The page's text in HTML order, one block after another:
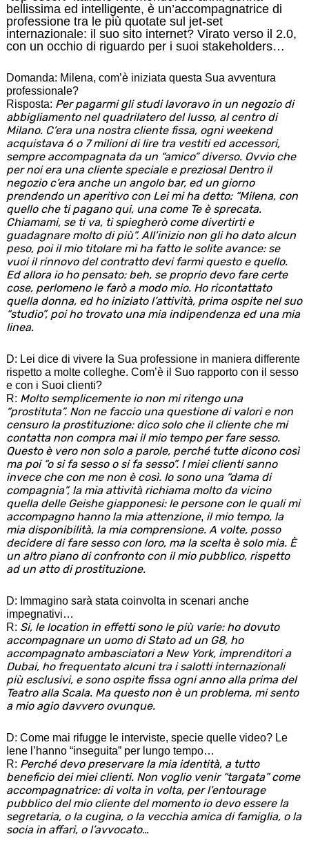
bellissima ed intelligente, è un’accompagnatrice di
professione tra le più quotate sul jet-set
internazionale: il suo sito internet? Virato verso il 2.0,
con un occhio di riguardo per i suoi stakeholders…
Domanda: Milena, com’è iniziata questa Sua avventura
professionale?
Risposta: Per pagarmi gli studi lavoravo in un negozio di
abbigliamento nel quadrilatero del lusso, al centro di
Milano. C’era una nostra cliente fissa, ogni weekend
acquistava 6 o 7 milioni di lire tra vestiti ed accessori,
sempre accompagnata da un “amico” diverso. Ovvio che
per noi era una cliente speciale e preziosa! Dentro il
negozio c’era anche un angolo bar, ed un giorno
prendendo un aperitivo con Lei mi ha detto: “Milena, con
quello che ti pagano qui, una come Te è sprecata.
Chiamami, se ti va, ti spiegherò come divertirti e
guadagnare molto di più”. All’inizio non gli ho dato alcun
peso, poi il mio titolare mi ha fatto le solite avance: se
vuoi il rinnovo del contratto devi farmi questo e quello.
Ed allora io ho pensato: beh, se proprio devo fare certe
cose, perlomeno le farò a modo mio. Ho ricontattato
quella donna, ed ho iniziato l’attività, prima ospite nel suo
“studio”, poi ho trovato una mia indipendenza ed una mia
linea.
D: Lei dice di vivere la Sua professione in maniera differente
rispetto a molte colleghe. Com’è il Suo rapporto con il sesso
e con i Suoi clienti?
R: Molto semplicemente io non mi ritengo una
“prostituta”. Non ne faccio una questione di valori e non
censuro la prostituzione: dico solo che il cliente che mi
contatta non compra mai il mio tempo per fare sesso.
Questo è vero non solo a parole, perché tutte dicono così
ma poi “o si fa sesso o si fa sesso”. I miei clienti sanno
invece che con me non è così. Io sono una “dama di
compagnia”, la mia attività richiama molto da vicino
quella delle Geishe giapponesi: le persone con le quali mi
accompagno hanno la mia attenzione, il mio tempo, la
mia disponibilità, la mia comprensione. A volte, posso
decidere di fare sesso con loro, ma la scelta è solo mia. È
un altro piano di confronto con il mio pubblico, rispetto
ad un atto di prostituzione.
D: Immagino sarà stata coinvolta in scenari anche
impegnativi…
R: Si, le location in effetti sono le più varie: ho dovuto
accompagnare un uomo di Stato ad un G8, ho
accompagnato ambasciatori a New York, imprenditori a
Dubai, ho frequentato alcuni tra i salotti internazionali
più esclusivi, e sono ospite fissa ogni anno alla prima del
Teatro alla Scala. Ma questo non è un problema, mi sento
a mio agio davvero ovunque.
D: Come mai rifugge le interviste, specie quelle video? Le
Iene l’hanno “inseguita” per lungo tempo…
R: Perché devo preservare la mia identità, a tutto
beneficio dei miei clienti. Non voglio venir “targata” come
accompagnatrice: di volta in volta, per l’entourage
pubblico del mio cliente del momento io devo essere la
segretaria, o la cugina, o la vecchia amica di famiglia, o la
socia in affari, o l’avvocato…